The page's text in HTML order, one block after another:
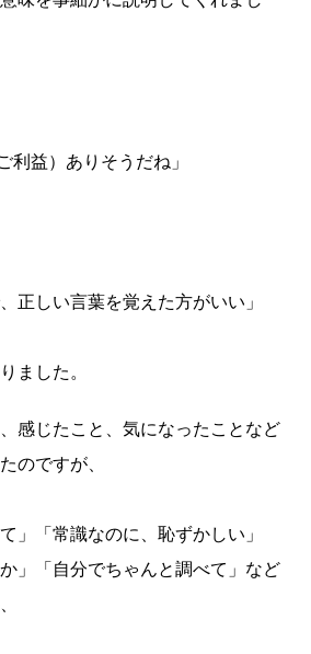
利益）ありそうだね」
正しい言葉を覚えた方がいい」
ました。
感じたこと、気になったことなど
のですが、
」「常識なのに、恥ずかしい」
」「自分でちゃんと調べて」など